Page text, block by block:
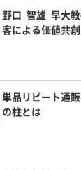
野口 智雄 早大
客による価値共
単品リピート通
の柱とは